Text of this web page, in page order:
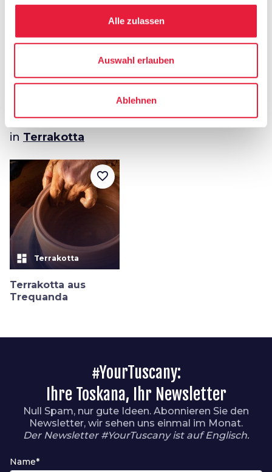
Alle zulassen
Auswahl erlauben
Ablehnen
celebration
Andere kunsthandwerkliche Produkte
in Terrakotta
dashboard Terrakotta
Terrakotta aus
Trequanda
favorite_border
#YourTuscany:
Ihre Toskana, Ihr Newsletter
Null Spam, nur gute Ideen. Abonnieren Sie den
Newsletter, wir sehen uns einmal im Monat.
Der Newsletter #YourTuscany ist auf Englisch.
Name*